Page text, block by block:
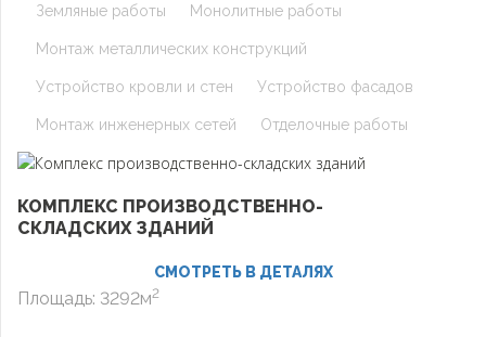
Земляные работы Монолитные работы
Монтаж металлических конструкций
Устройство кровли и стен Устройство фасадов
Монтаж инженерных сетей Отделочные работы
КОМПЛЕКС ПРОИЗВОДСТВЕННО-
СКЛАДСКИХ ЗДАНИЙ
СМОТРЕТЬ В ДЕТАЛЯХ
Площадь: 3292м2